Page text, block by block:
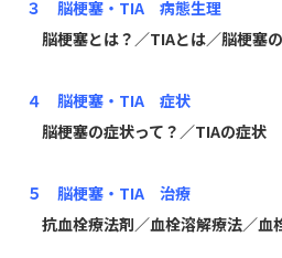
３ 脳梗塞・TIA 病態生理
脳梗塞とは？／TIAとは／脳梗塞
４ 脳梗塞・TIA 症状
脳梗塞の症状って？／TIAの症状
５ 脳梗塞・TIA 治療
抗血栓療法剤／血栓溶解療法／血